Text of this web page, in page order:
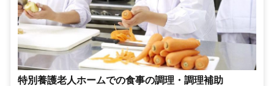
特別養護⽼⼈ホームでの⾷事の調理・調理補助